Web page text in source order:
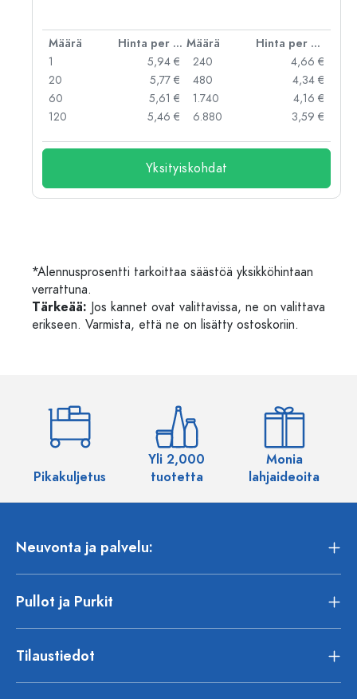
Määrä Hinta per kpl Määrä
Hinta per kpl
1
5,94 €
20
5,77 €
60
5,61 €
120
5,46 €
240
4,66 €
480
4,34 €
1.740
4,16 €
6.880
3,59 €
Yksityiskohdat
*Alennusprosentti tarkoittaa säästöä yksikköhintaan
verrattuna.
Tärkeää: Jos kannet ovat valittavissa, ne on valittava
erikseen. Varmista, että ne on lisätty ostoskoriin.
Pikakuljetus
Yli 2,000
tuotetta
Monia
lahjaideoita
Neuvonta ja palvelu:
Pullot ja Purkit
Tilaustiedot